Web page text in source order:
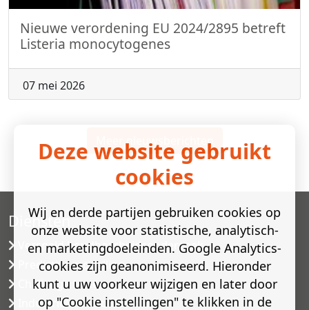
Nieuwe verordening EU 2024/2895 betreft
Listeria monocytogenes
07 mei 2026
Meer nieuwsberichten
Diensten
Versneld houdbaarheidsonderzoek
Predictive modelling
Challenge testen
Industriële microbiologie
Deze website gebruikt
cookies
Wij en derde partijen gebruiken cookies op
onze website voor statistische, analytisch-
en marketingdoeleinden. Google Analytics-
cookies zijn geanonimiseerd. Hieronder
kunt u uw voorkeur wijzigen en later door
op "Cookie instellingen" te klikken in de